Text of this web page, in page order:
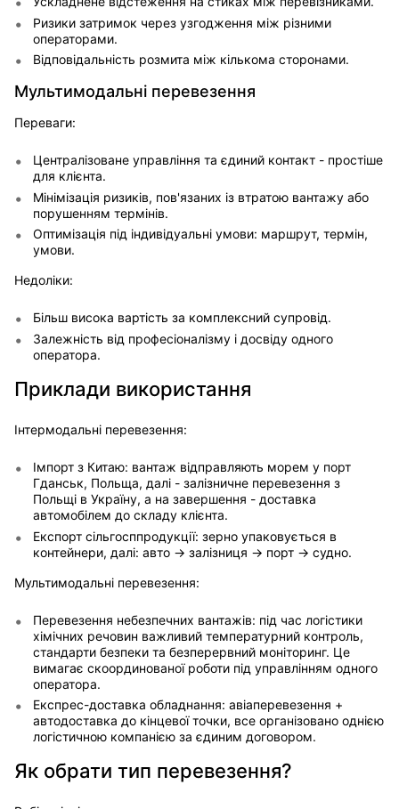
Ризики затримок через узгодження між різними
операторами.
Відповідальність розмита між кількома сторонами.
Мультимодальні перевезення
Переваги:
Централізоване управління та єдиний контакт - простіше
для клієнта.
Мінімізація ризиків, пов'язаних із втратою вантажу або
порушенням термінів.
Оптимізація під індивідуальні умови: маршрут, термін,
умови.
Недоліки:
Більш висока вартість за комплексний супровід.
Залежність від професіоналізму і досвіду одного
оператора.
Приклади використання
Інтермодальні перевезення:
Імпорт з Китаю: вантаж відправляють морем у порт
Гданськ, Польща, далі - залізничне перевезення з
Польщі в Україну, а на завершення - доставка
автомобілем до складу клієнта.
Експорт сільгосппродукції: зерно упаковується в
контейнери, далі: авто → залізниця → порт → судно.
Мультимодальні перевезення:
Перевезення небезпечних вантажів: під час логістики
хімічних речовин важливий температурний контроль,
стандарти безпеки та безперервний моніторинг. Це
вимагає скоординованої роботи під управлінням одного
оператора.
Експрес-доставка обладнання: авіаперевезення +
автодоставка до кінцевої точки, все організовано однією
логістичною компанією за єдиним договором.
Як обрати тип перевезення?